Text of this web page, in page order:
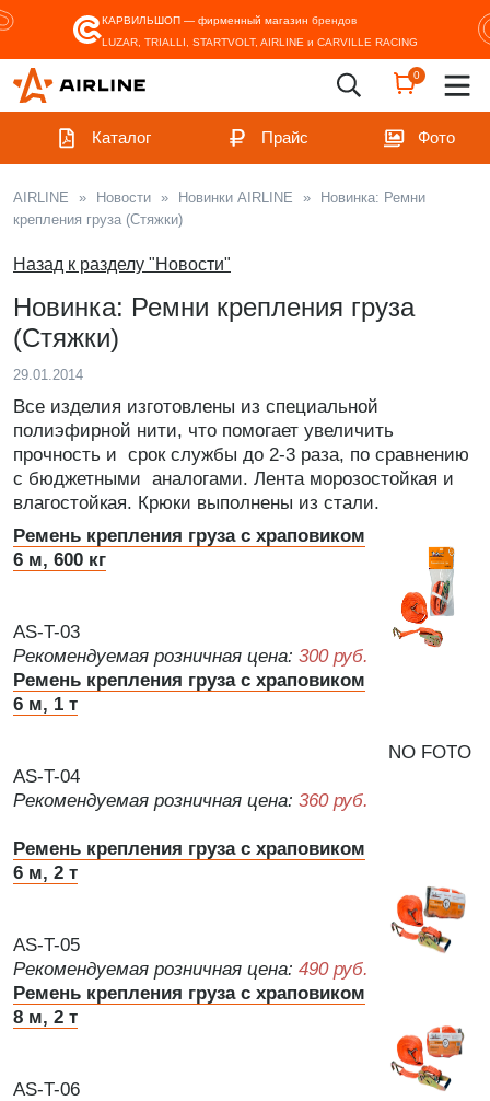
КАРВИЛЬШОП — фирменный магазин брендов
LUZAR, TRIALLI, STARTVOLT, AIRLINE и CARVILLE RACING
0
Каталог Прайс Фото
AIRLINE » Новости » Новинки AIRLINE »
Новинка: Ремни
крепления груза (Стяжки)
Назад к разделу "Новости"
Новинка: Ремни крепления груза
(Стяжки)
29.01.2014
Все изделия изготовлены из специальной
полиэфирной нити, что помогает увеличить
прочность и срок службы до 2-3 раза, по сравнению
с бюджетными аналогами. Лента морозостойкая и
влагостойкая. Крюки выполнены из стали.
Ремень крепления груза с храповиком
6 м, 600 кг
AS-T-03
Рекомендуемая розничная цена: 300 руб.
Ремень крепления груза с храповиком
6 м, 1 т
AS-T-04
Рекомендуемая розничная цена: 360 руб.
NO FOTO
Ремень крепления груза с храповиком
6 м, 2 т
AS-T-05
Рекомендуемая розничная цена: 490 руб.
Ремень крепления груза с храповиком
8 м, 2 т
AS-T-06